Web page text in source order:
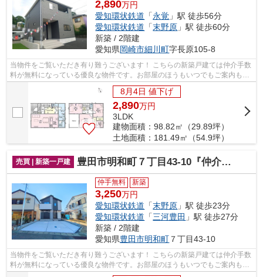
2,890万円
愛知環状鉄道 「永覚 」駅 徒歩56分
愛知環状鉄道 「末野原 」駅 徒歩60分
新築 / 2階建
愛知県岡崎市細川町字長原105-8
当物件をご覧いただき有り難うございます！ こちらの新築戸建ては仲介手数
料が無料になっている優良な物件です。お部屋のほうもいつでもご案内もさ
せて頂きますのでお気軽にお問合せ下...
8月4日 値下げ
2,890万円
3LDK
建物面積：98.82㎡（29.89坪）
土地面積：181.49㎡（54.9坪）
売買 | 新築一戸建 豊田市明和町７丁目43-10『仲介料無料』新築戸建て
仲手無料 新築
3,250万円
愛知環状鉄道 「末野原 」駅 徒歩23分
愛知環状鉄道 「三河豊田 」駅 徒歩27分
新築 / 2階建
愛知県豊田市明和町 ７丁目43-10
当物件をご覧いただき有り難うございます！ こちらの新築戸建ては仲介手数
料が無料になっている優良な物件です。お部屋のほうもいつでもご案内もさ
せて頂きますのでお気軽にお問合せ下...